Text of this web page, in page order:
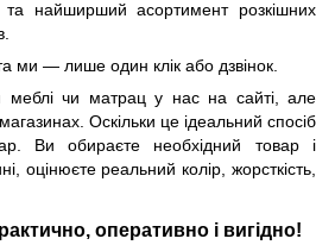
найширший асортимент розкішних
ми — лише один клік або дзвінок.
чи матрац у нас на сайті, але
Оскільки це ідеальний спосіб
Ви обираєте необхідний товар і
оцінюєте реальний колір, жорсткість,
оперативно і вигідно!